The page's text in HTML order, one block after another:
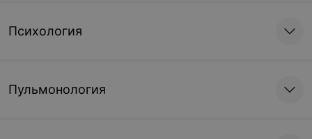
Психология
Пульмонология